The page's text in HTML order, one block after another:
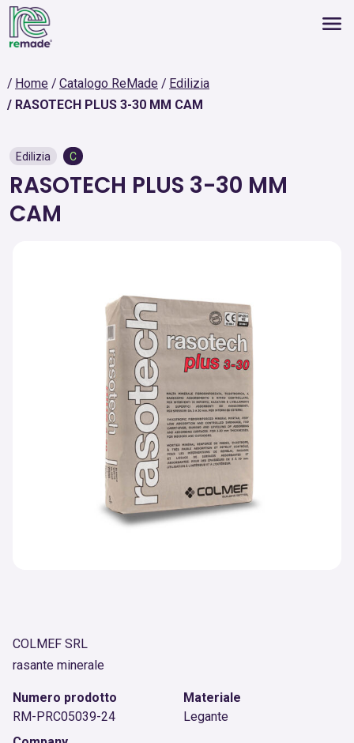
Home Catalogo ReMade
Edilizia
RASOTECH PLUS 3-30 MM CAM
Edilizia C
RASOTECH PLUS 3-30 MM
CAM
COLMEF SRL
rasante minerale
Numero prodotto
RM-PRC05039-24
Materiale
Legante